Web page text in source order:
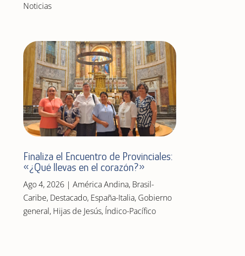
Noticias
Finaliza el Encuentro de Provinciales:
«¿Qué llevas en el corazón?»
Ago 4, 2026| América Andina, Brasil-
Caribe, Destacado, España-Italia, Gobierno
general, Hijas de Jesús, Índico-Pacífico